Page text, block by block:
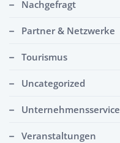
Nachgefragt
Partner & Netzwerke
Tourismus
Uncategorized
Unternehmensservice
Veranstaltungen